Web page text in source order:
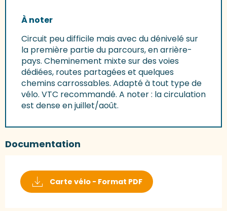
À noter
Circuit peu difficile mais avec du dénivelé sur
la première partie du parcours, en arrière-
pays. Cheminement mixte sur des voies
dédiées, routes partagées et quelques
chemins carrossables. Adapté à tout type de
vélo. VTC recommandé. A noter : la circulation
est dense en juillet/août.
Documentation
Carte vélo - Format PDF